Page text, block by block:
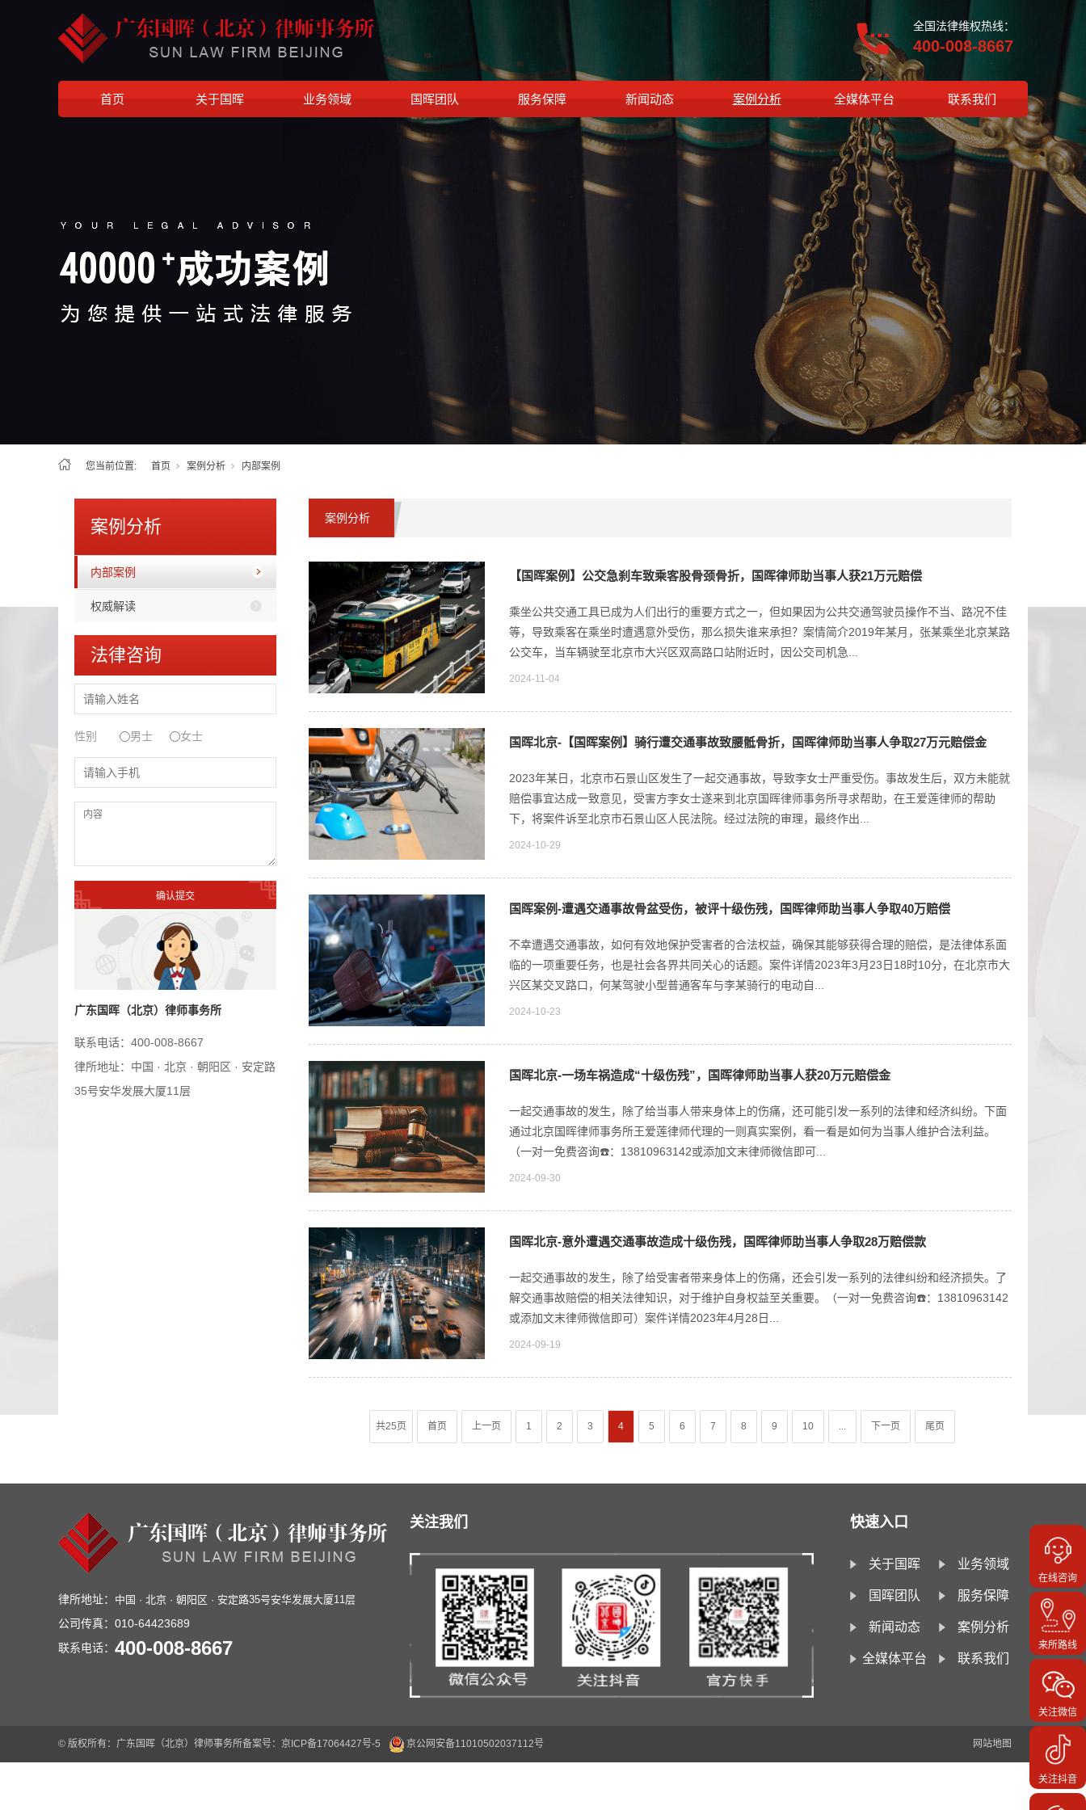
全国法律维权热线：
400-008-8667
首页 关于国晖 业务领域 国晖团队 服务保障 新闻动态 案例分析 全媒体平台 联系我们
您当前位置: 首页 案例分析 内部案例
案例分析
内部案例
权威解读
法律咨询
性别 男士 女士
广东国晖（北京）律师事务所
联系电话：400-008-8667
律所地址：中国 · 北京 · 朝阳区 · 安定路
35号安华发展大厦11层
案例分析
【国晖案例】公交急刹车致乘客股骨颈骨折，国晖律师助当事人获21万元赔偿
乘坐公共交通工具已成为人们出行的重要方式之一，但如果因为公共交通驾驶员操作不当、路况不佳
等，导致乘客在乘坐时遭遇意外受伤，那么损失谁来承担？案情简介2019年某月，张某乘坐北京某路
公交车，当车辆驶至北京市大兴区双高路口站附近时，因公交司机急...
2024-11-04
国晖北京-【国晖案例】骑行遭交通事故致腰骶骨折，国晖律师助当事人争取27万元赔偿金
2023年某日，北京市石景山区发生了一起交通事故，导致李女士严重受伤。事故发生后，双方未能就
赔偿事宜达成一致意见，受害方李女士遂来到北京国晖律师事务所寻求帮助，在王爱莲律师的帮助
下，将案件诉至北京市石景山区人民法院。经过法院的审理，最终作出...
2024-10-29
国晖案例-遭遇交通事故骨盆受伤，被评十级伤残，国晖律师助当事人争取40万赔偿
不幸遭遇交通事故，如何有效地保护受害者的合法权益，确保其能够获得合理的赔偿，是法律体系面
临的一项重要任务，也是社会各界共同关心的话题。案件详情2023年3月23日18时10分，在北京市大
兴区某交叉路口，何某驾驶小型普通客车与李某骑行的电动自...
2024-10-23
国晖北京-一场车祸造成“十级伤残”，国晖律师助当事人获20万元赔偿金
一起交通事故的发生，除了给当事人带来身体上的伤痛，还可能引发一系列的法律和经济纠纷。下面
通过北京国晖律师事务所王爱莲律师代理的一则真实案例，看一看是如何为当事人维护合法利益。
（一对一免费咨询☎️：13810963142或添加文末律师微信即可...
2024-09-30
国晖北京-意外遭遇交通事故造成十级伤残，国晖律师助当事人争取28万赔偿款
一起交通事故的发生，除了给受害者带来身体上的伤痛，还会引发一系列的法律纠纷和经济损失。了
解交通事故赔偿的相关法律知识，对于维护自身权益至关重要。（一对一免费咨询☎️：13810963142
或添加文末律师微信即可）案件详情2023年4月28日...
2024-09-19
共25页 首页 上一页 1 2 3 4 5 6 7 8 9 10 ... 下一页 尾页
律所地址： 中国 · 北京 · 朝阳区 · 安定路35号安华发展大厦11层
公司传真： 010-64423689
联系电话： 400-008-8667
关注我们 快速入口
关于国晖 业务领域
国晖团队 服务保障
新闻动态 案例分析
全媒体平台 联系我们
© 版权所有：广东国晖（北京）律师事务所备案号：京ICP备17064427号-5 京公网安备11010502037112号 网站地图
在线咨询
来所路线
关注微信
关注抖音